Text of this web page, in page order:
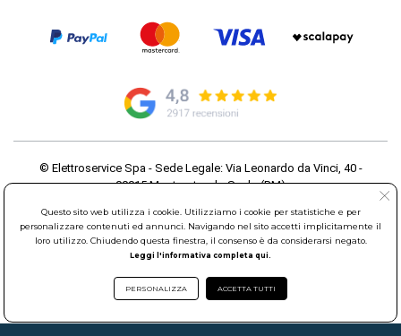
© Elettroservice Spa - Sede Legale: Via Leonardo da Vinci, 40 -
00015 Monterotondo Scalo (RM)
Sociale 1.600.000,00 Euro i.v. Iscritto al Registro delle Imprese di
Roma REA: RM-535144
Sede Operativa: Via Leonardo da Vinci, 40 - 00015 Monterotondo
Questo sito web utilizza i cookie. Utilizziamo i cookie per statistiche e per
personalizzare contenuti ed annunci. Navigando nel sito accetti implicitamente il
loro utilizzo. Chiudendo questa finestra, il consenso è da considerarsi negato.
Leggi l'informativa completa qui.
PERSONALIZZA ACCETTA TUTTI